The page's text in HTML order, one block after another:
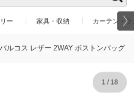
ー 家具・収納 カーテン・
ルコス レザー 2WAY ボストンバッグ
1/ 18